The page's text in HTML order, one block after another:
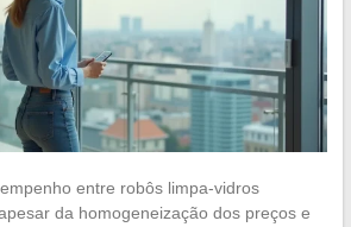
entre robôs limpa-vidros
da homogeneização dos preços e